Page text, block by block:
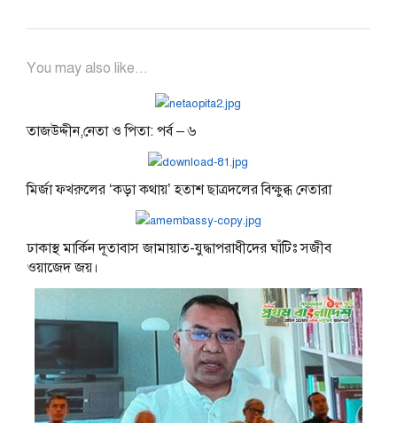
You may also like...
তাজউদ্দীন,নেতা ও পিতা: পর্ব – ৬
মির্জা ফখরুলের ‘কড়া কথায়’ হতাশ ছাত্রদলের বিক্ষুব্ধ নেতারা
ঢাকাস্থ মার্কিন দূতাবাস জামায়াত-যুদ্ধাপরাধীদের ঘাঁটিঃ সজীব
ওয়াজেদ জয়।